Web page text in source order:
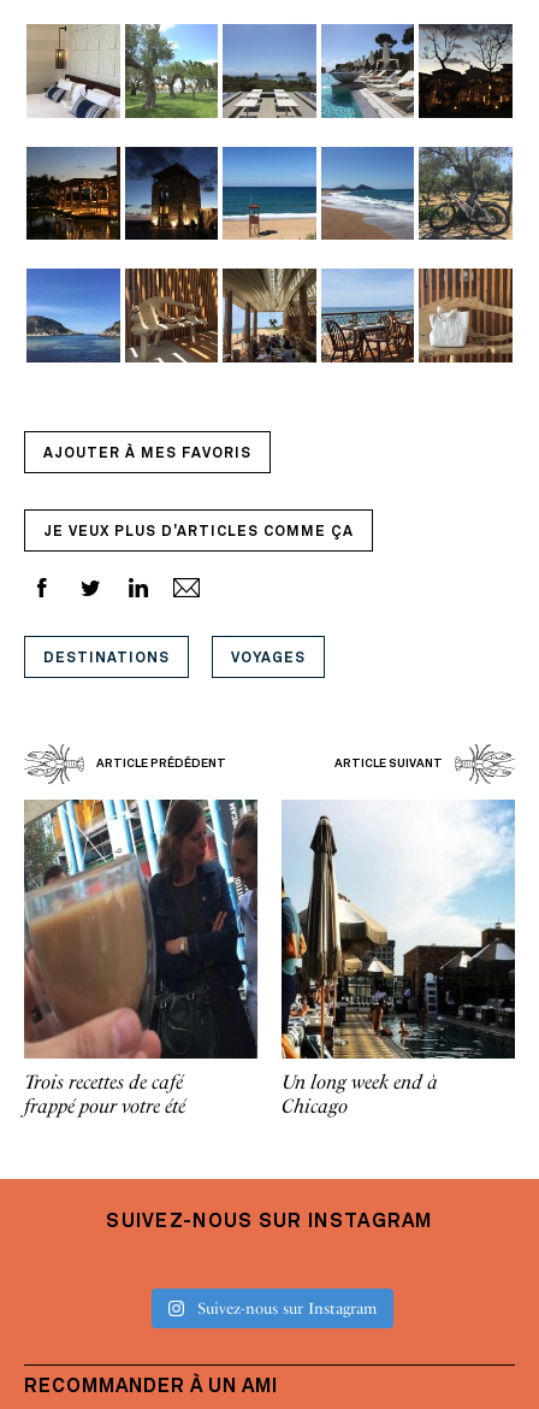
AJOUTER À MES FAVORIS
JE VEUX PLUS D'ARTICLES COMME ÇA
DESTINATIONS VOYAGES
ARTICLE PRÉDÉDENT ARTICLE SUIVANT
Trois recettes de café
frappé pour votre été
Un long week end à
Chicago
SUIVEZ-NOUS SUR INSTAGRAM
Suivez-nous sur Instagram
RECOMMANDER À UN AMI